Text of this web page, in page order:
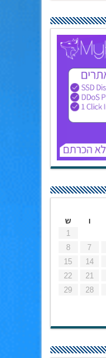
ו
ש
1
7
8
14
15
21
22
28
29